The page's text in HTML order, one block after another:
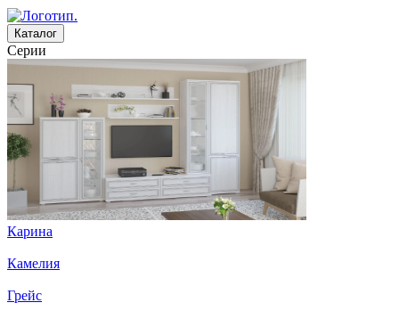
Каталог
Серии
Карина
Камелия
Грейс